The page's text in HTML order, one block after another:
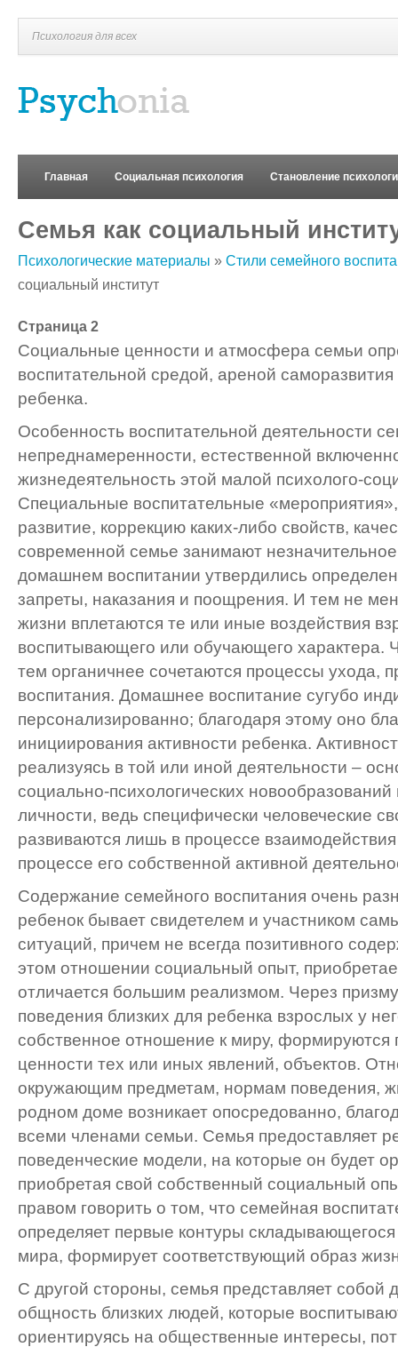
Психология для всех
Главная Социальная психология Становление
Семья как социальный
Психологические материалы » Стили семейного
социальный институт
Страница 2
Социальные ценности и атмосфера семьи
воспитательной средой, ареной
ребенка.
Особенность воспитательной деятельности
непреднамеренности, естественной
жизнедеятельность этой малой психолого-
Специальные воспитательные
развитие, коррекцию каких-либо свойств,
современной семье занимают
домашнем воспитании утвердились
запреты, наказания и поощрения. И тем не
жизни вплетаются те или иные воздействия
воспитывающего или обучающего характера.
тем органичнее сочетаются процессы ухода,
воспитания. Домашнее воспитание сугубо
персонализированно; благодаря этому оно
инициирования активности ребенка.
реализуясь в той или иной деятельности –
социально-психологических новообразований
личности, ведь специфически человеческие
развиваются лишь в процессе
процессе его собственной активной
Содержание семейного воспитания очень
ребенок бывает свидетелем и участником
ситуаций, причем не всегда позитивного
этом отношении социальный опыт,
отличается большим реализмом. Через
поведения близких для ребенка взрослых у
собственное отношение к миру, формируются
ценности тех или иных явлений, объектов.
окружающим предметам, нормам поведения,
родном доме возникает опосредованно,
всеми членами семьи. Семья предоставляет
поведенческие модели, на которые он будет
приобретая свой собственный социальный
правом говорить о том, что семейная
определяет первые контуры
мира, формирует соответствующий образ
С другой стороны, семья представляет собой
общность близких людей, которые
ориентируясь на общественные интересы,